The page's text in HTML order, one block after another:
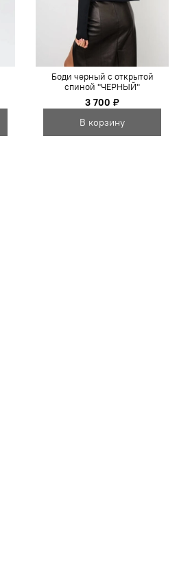
Боди черный c открытой
спиной "ЧЕРНЫЙ"
3 700 ₽
В корзину